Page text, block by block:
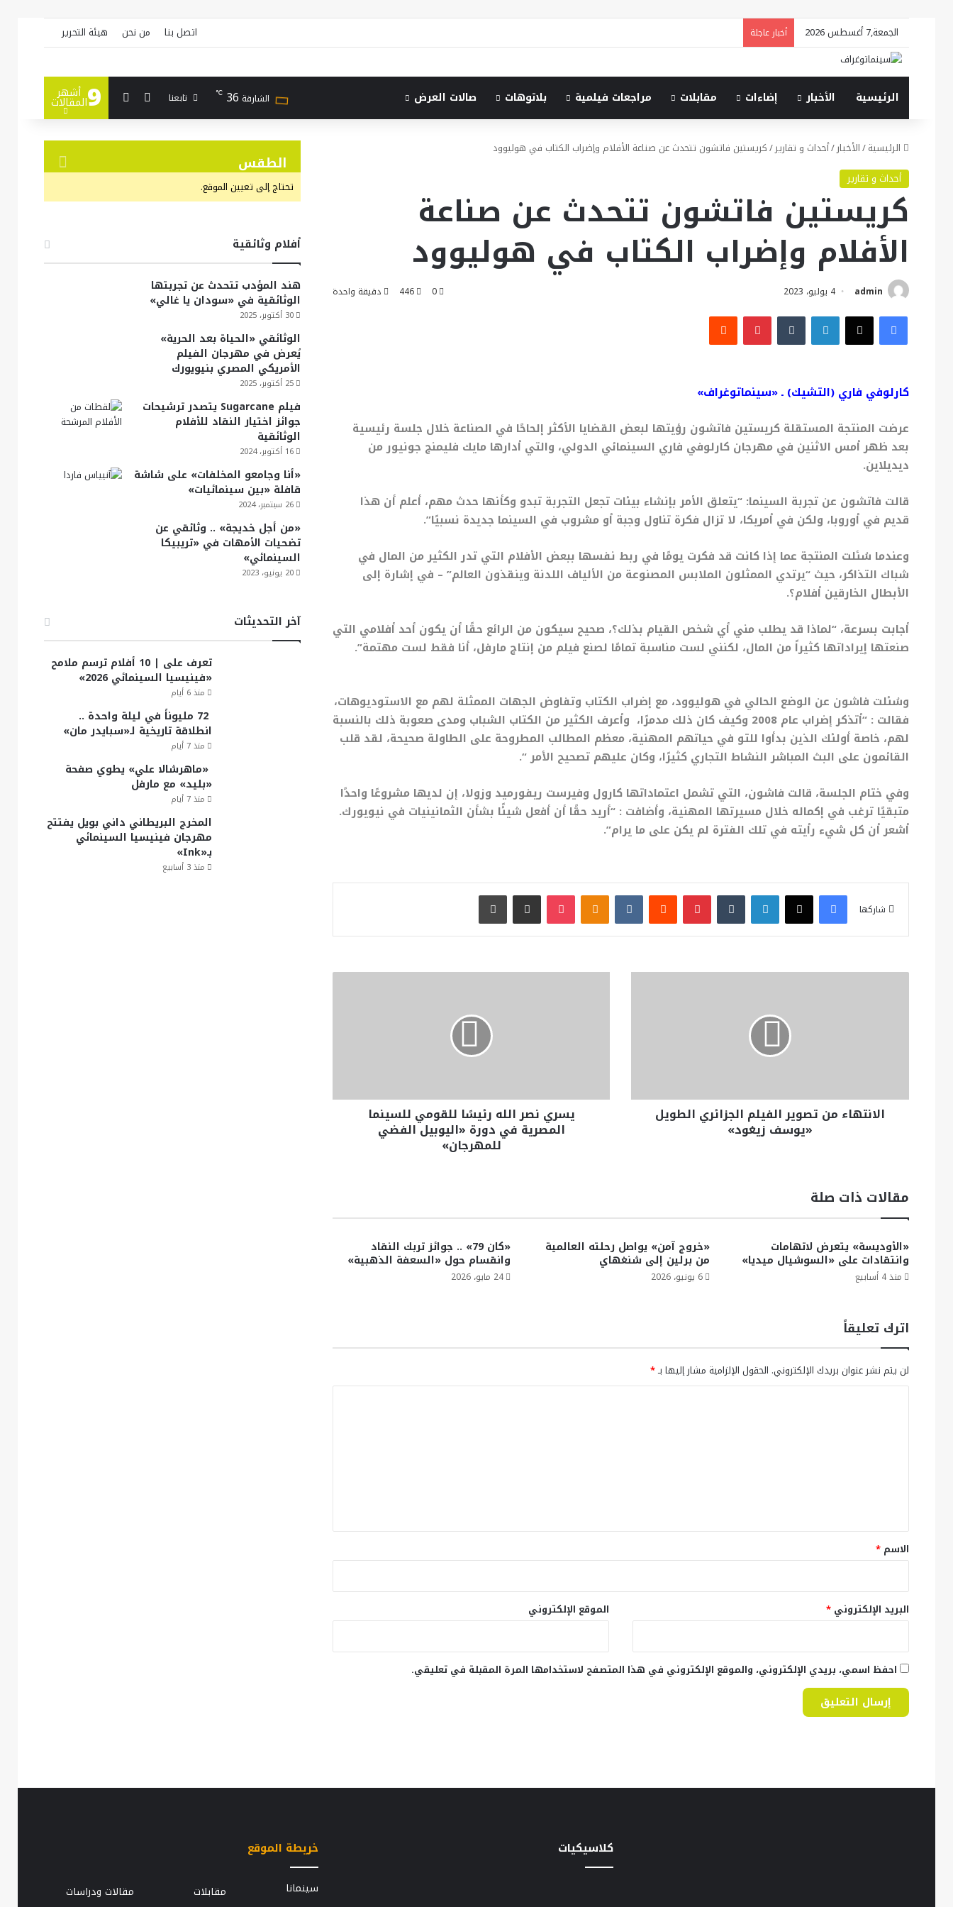
الجمعة,7 أغسطس 2026 أخبار عاجلة اتصل بنا من نحن هيئة التحرير
الرئيسية الأخبار إضاءات مقابلات مراجعات فيلمية بلاتوهات صالات العرض الشارقة 36
℃ تابعنا إضافة عمود جانبي
بحث عن
9 أشهر
المقالات
الرئيسية/الأخبار/أحداث و تقارير/كريستين فاتشون تتحدث عن صناعة الأفلام وإضراب الكتاب في هوليوود
أحداث و تقارير
كريستين فاتشون تتحدث عن صناعة
الأفلام وإضراب الكتاب في هوليوود
admin 4 يوليو، 2023 0
446 دقيقة واحدة
فيسبوكX لينكدإن بينتيريست
كارلوفي فاري (التشيك) ـ «سينماتوغراف»
عرضت المنتجة المستقلة كريستين فاتشون رؤيتها لبعض القضايا الأكثر إلحاحًا في الصناعة خلال جلسة رئيسية
بعد ظهر أمس الاثنين في مهرجان كارلوفي فاري السينمائي الدولي، والتي أدارها مايك فليمنج جونيور من
ديديلاين.
قالت فاتشون عن تجربة السينما: “يتعلق الأمر بإنشاء بيئات تجعل التجربة تبدو وكأنها حدث مهم، أعلم أن هذا
قديم في أوروبا، ولكن في أمريكا، لا تزال فكرة تناول وجبة أو مشروب في السينما جديدة نسبيًا”.
وعندما سُئلت المنتجة عما إذا كانت قد فكرت يومًا في ربط نفسها ببعض الأفلام التي تدر الكثير من المال في
شباك التذاكر، حيث “يرتدي الممثلون الملابس المصنوعة من الألياف اللدنة وينقذون العالم” – في إشارة إلى
الأبطال الخارقين أفلام؟.
أجابت بسرعة، “لماذا قد يطلب مني أي شخص القيام بذلك؟، صحيح سيكون من الرائع حقًا أن يكون أحد أفلامي التي
صنعتها إيراداتها كثيراً من المال، لكنني لست مناسبة تمامًا لصنع فيلم من إنتاج مارفل، أنا فقط لست مهتمة”.
وسُئلت فاشون عن الوضع الحالي في هوليوود، مع إضراب الكتاب وتفاوض الجهات الممثلة لهم مع الاستوديوهات،
فقالت : “أتذكر إضراب عام 2008 وكيف كان ذلك مدمرًا، وأعرف الكثير من الكتاب الشباب ومدى صعوبة ذلك بالنسبة
لهم، خاصة أولئك الذين بدأوا للتو في حياتهم المهنية، معظم المطالب المطروحة على الطاولة صحيحة، لقد قلب
القائمون على البث المباشر النشاط التجاري كثيرًا، وكان عليهم تصحيح الأمر “.
وفي ختام الجلسة، قالت فاشون، التي تشمل اعتماداتها كارول وفيرست ريفورميد وزولا، إن لديها مشروعًا واحدًا
متبقيًا ترغب في إكماله خلال مسيرتها المهنية، وأضافت : “أريد حقًا أن أفعل شيئًا بشأن الثمانينيات في نيويورك.
أشعر أن كل شيء رأيته في تلك الفترة لم يكن على ما يرام”.
شاركها
فيسبوكX لينكدإن بينتيريست Odnoklassniki
بوكيت مشاركة عبر البريد طباعة
الانتهاء من تصوير الفيلم الجزائري الطويل
«يوسف زيغود»
يسري نصر الله رئيسًا للقومي للسينما
المصرية في دورة «اليوبيل الفضي
للمهرجان»
مقالات ذات صلة
«الأوديسة» يتعرض لاتهامات
وانتقادات على «السوشيال ميديا»
منذ 4 أسابيع
«خروج آمن» يواصل رحلته العالمية
من برلين إلى شنغهاي
6 يونيو، 2026
«كان 79» .. جوائز تربك النقاد
وانقسام حول «السعفة الذهبية»
24 مايو، 2026
اترك تعليقاً
لن يتم نشر عنوان بريدك الإلكتروني. الحقول الإلزامية مشار إليها بـ*
*
الاسم *
البريد الإلكتروني * الموقع الإلكتروني
احفظ اسمي، بريدي الإلكتروني، والموقع الإلكتروني في هذا المتصفح لاستخدامها المرة المقبلة في تعليقي.
الطقس
تحتاج إلى تعيين الموقع.
أفلام وثائقية
هند المؤدب تتحدث عن تجربتها
الوثائقية في «سودان يا غالي»
30 أكتوبر، 2025
الوثائقي «الحياة بعد الحرية»
يُعرض في مهرجان الفيلم
الأمريكي المصري بنيويورك
25 أكتوبر، 2025
فيلم Sugarcane يتصدر ترشيحات
جوائز اختيار النقاد للأفلام
الوثائقية
16 أكتوبر، 2024
«أنا وجامعو المخلفات» على شاشة
قافلة «بين سينمائيات»
26 سبتمبر، 2024
«من أجل خديجة» .. وثائقي عن
تضحيات الأمهات في «تريبيكا
السينمائي»
20 يونيو، 2023
آخر التحديثات
تعرف على | 10 أفلام ترسم ملامح
«فينيسيا السينمائي 2026»
منذ 6 أيام
72 مليوناً في ليلة واحدة ..
انطلاقة تاريخية لـ«سبايدر مان»
منذ 7 أيام
«ماهرشالا علي» يطوي صفحة
«بليد» مع مارفل
منذ 7 أيام
المخرج البريطاني داني بويل يفتتح
مهرجان فينيسيا السينمائي
بـ«Ink»
منذ 3 أسابيع
كلاسيكيات خريطة الموقع
سينمانا مقابلات مقالات ودراسات